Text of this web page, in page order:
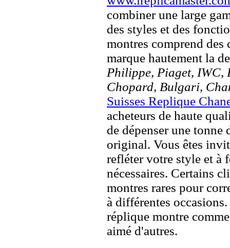
combiner une large
des styles et des
montres comprend des
marque hautement la
Philippe, Piaget, IWC,
Chopard, Bulgari,
Suisses Replique
acheteurs de haute
de dépenser une
original. Vous êtes
refléter votre style et à
nécessaires. Certains
montres rares pour
à différentes
réplique montre
aimé d'autres.